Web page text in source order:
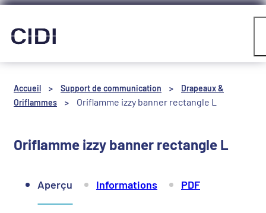
Panneau de gestion des cookies
Accueil > Support de communication >
Drapeaux &
Oriflammes
> Oriflamme izzy banner rectangle L
Oriflamme izzy banner rectangle L
Aperçu Informations PDF